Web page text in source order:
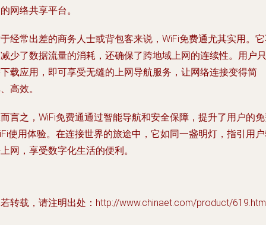
网络共享平台。
经常出差的商务人士或背包客来说，WiFi免费通尤其实用。
少了数据流量的消耗，还确保了跨地域上网的连续性。用户只
载应用，即可享受无缝的上网导航服务，让网络连接变得简
高效。
言之，WiFi免费通通过智能导航和安全保障，提升了用户的
使用体验。在连接世界的旅途中，它如同一盏明灯，指引用
网，享受数字化生活的便利。
转载，请注明出处：http://www.chinaet.com/product/